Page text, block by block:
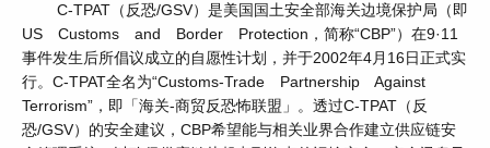
C-TPAT（反恐/GSV）是美国国土安全部海关边境保护局（即
US Customs and Border Protection，简称“CBP”）在9·11
事件发生后所倡议成立的自愿性计划，并于2002年4月16日正式实
行。C-TPAT全名为“Customs-Trade Partnership Against
Terrorism”，即「海关-商贸反恐怖联盟」。透过C-TPAT（反
恐/GSV）的安全建议，CBP希望能与相关业界合作建立供应链安